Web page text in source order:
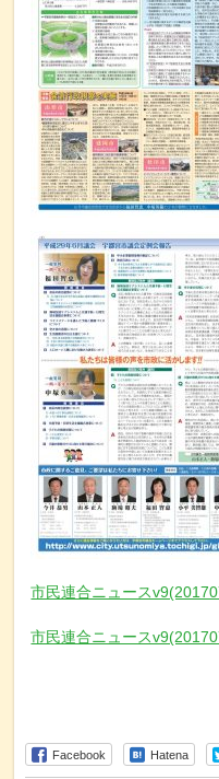
市民連合ニュース
市民連合ニュース
Facebook Hatena